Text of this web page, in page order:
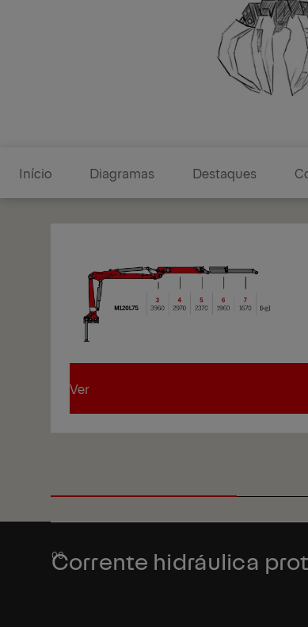
Início Diagramas Destaques
Diagramas
Ver
Corrente hidráulica